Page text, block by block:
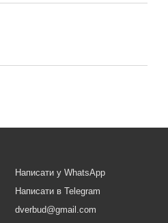
Написати у WhatsApp
Написати в Telegram
dverbud@gmail.com